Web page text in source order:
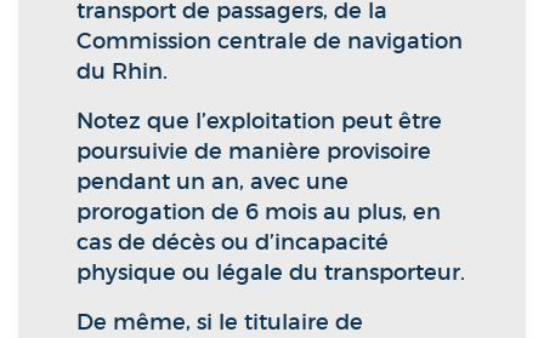
transport de passagers, de la
Commission centrale de navigation
du Rhin.
Notez que l’exploitation peut être
poursuivie de manière provisoire
pendant un an, avec une
prorogation de 6 mois au plus, en
cas de décès ou d’incapacité
physique ou légale du transporteur.
De même, si le titulaire de